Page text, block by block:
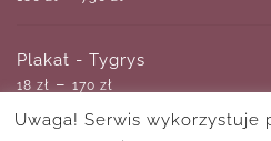
Plakat - Tygrys
18 zł – 170 zł
Uwaga! Serwis wykorzystuje